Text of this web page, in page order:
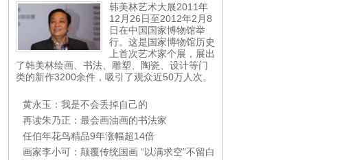
韩美林艺术大展2011年
12月26日至2012年2月8
日在中国国家博物馆举
行。这是国家博物馆历史
上首次艺术家个展，展出
了韩美林绘画、书法、雕塑、陶瓷、设计等门
类的新作3200余件，吸引了观众近50万人次。
黄永玉：我是不会丢掉自己的
再读朱乃正：最会画油画的书法家
任伯年花鸟精品9年涨幅超14倍
画家李小可：颠覆传统国画 “以满求空”不留白